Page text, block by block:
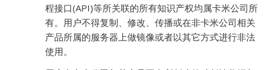
程接口(API)等所关联的所有知识产权均属卡米公司所
有。用户不得复制、修改、传播或在非卡米公司相关
产品所属的服务器上做镜像或者以其它方式进行非法
使用。